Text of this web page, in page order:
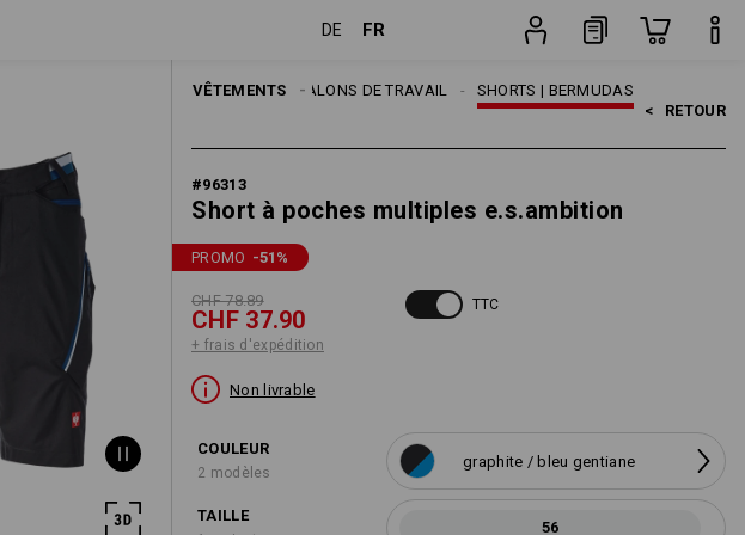
DE FR
VÊTEMENTS SHORTS | BERMUDAS
PANTALONS DE TRAVAIL
HOMMES
< RETOUR
#96313
Short à poches multiples e.s.ambition
PROMO -51 %
CHF 78.89
CHF 37.90
+ frais d'expédition
TTC
Non livrable
COULEUR
2 modèles
graphite / bleu gentiane
TAILLE
56